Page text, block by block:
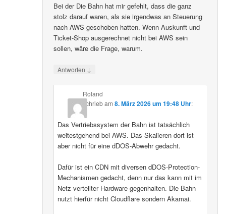
Bei der Die Bahn hat mir gefehlt, dass die ganz
stolz darauf waren, als sie irgendwas an Steuerung
nach AWS geschoben hatten. Wenn Auskunft und
Ticket-Shop ausgerechnet nicht bei AWS sein
sollen, wäre die Frage, warum.
Antworten ↓
Roland
schriebam 8. März 2026 um 19:48 Uhr:
Das Vertriebssystem der Bahn ist tatsächlich
weitestgehend bei AWS. Das Skalieren dort ist
aber nicht für eine dDOS-Abwehr gedacht.
Dafür ist ein CDN mit diversen dDOS-Protection-
Mechanismen gedacht, denn nur das kann mit im
Netz verteilter Hardware gegenhalten. Die Bahn
nutzt hierfür nicht Cloudflare sondern Akamai.